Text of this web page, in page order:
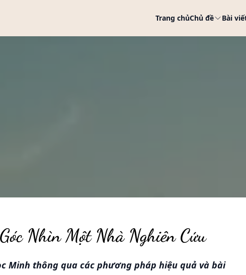
Trang chủChủ đề Bài
Nhìn Một Nhà Nghiên Cứu
Minh thông qua các phương pháp hiệu quả và bài